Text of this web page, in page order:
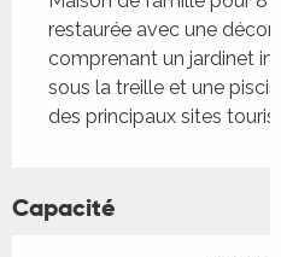
restaurée avec une
comprenant un jardinet
sous la treille et une
des principaux sites
Capacité